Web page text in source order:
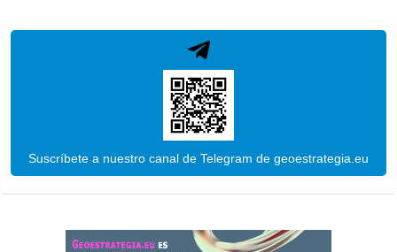
Suscríbete a nuestro canal de Telegram de geoestrategia.eu